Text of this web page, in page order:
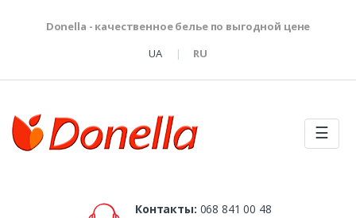
Donella - качественное белье по выгодной цене
UA
RU
☰
Контакты: 068 841 00 48